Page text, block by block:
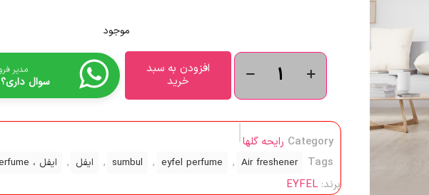
موجود
افزودن به سبد
خرید
مدیر
سوال
Category رایحه گلها
Tags
Air freshener
,
eyfel perfume
,
sumbul
, ایفل , ایفل ، eyfel perfume
برند:EYFEL